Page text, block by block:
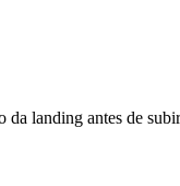
da landing antes de